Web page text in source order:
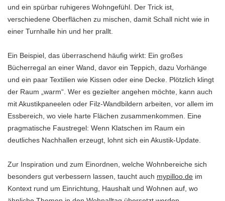
und ein spürbar ruhigeres Wohngefühl. Der Trick ist,
verschiedene Oberflächen zu mischen, damit Schall nicht wie in
einer Turnhalle hin und her prallt.
Ein Beispiel, das überraschend häufig wirkt: Ein großes
Bücherregal an einer Wand, davor ein Teppich, dazu Vorhänge
und ein paar Textilien wie Kissen oder eine Decke. Plötzlich klingt
der Raum „warm“. Wer es gezielter angehen möchte, kann auch
mit Akustikpaneelen oder Filz-Wandbildern arbeiten, vor allem im
Essbereich, wo viele harte Flächen zusammenkommen. Eine
pragmatische Faustregel: Wenn Klatschen im Raum ein
deutliches Nachhallen erzeugt, lohnt sich ein Akustik-Update.
Zur Inspiration und zum Einordnen, welche Wohnbereiche sich
besonders gut verbessern lassen, taucht auch mypilloo.de im
Kontext rund um Einrichtung, Haushalt und Wohnen auf, wo